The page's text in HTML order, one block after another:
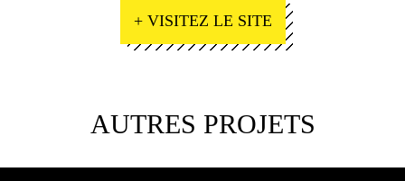
+ VISITEZ LE SITE
AUTRES PROJETS